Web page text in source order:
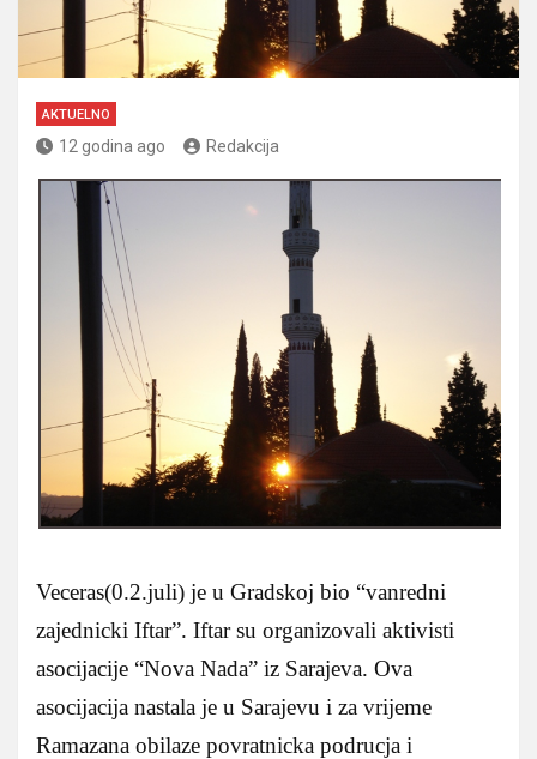
AKTUELNO
12 godina ago Redakcija
Veceras(0.2.juli) je u Gradskoj bio “vanredni
zajednicki Iftar”. Iftar su organizovali aktivisti
asocijacije “Nova Nada” iz Sarajeva. Ova
asocijacija nastala je u Sarajevu i za vrijeme
Ramazana obilaze povratnicka podrucja i